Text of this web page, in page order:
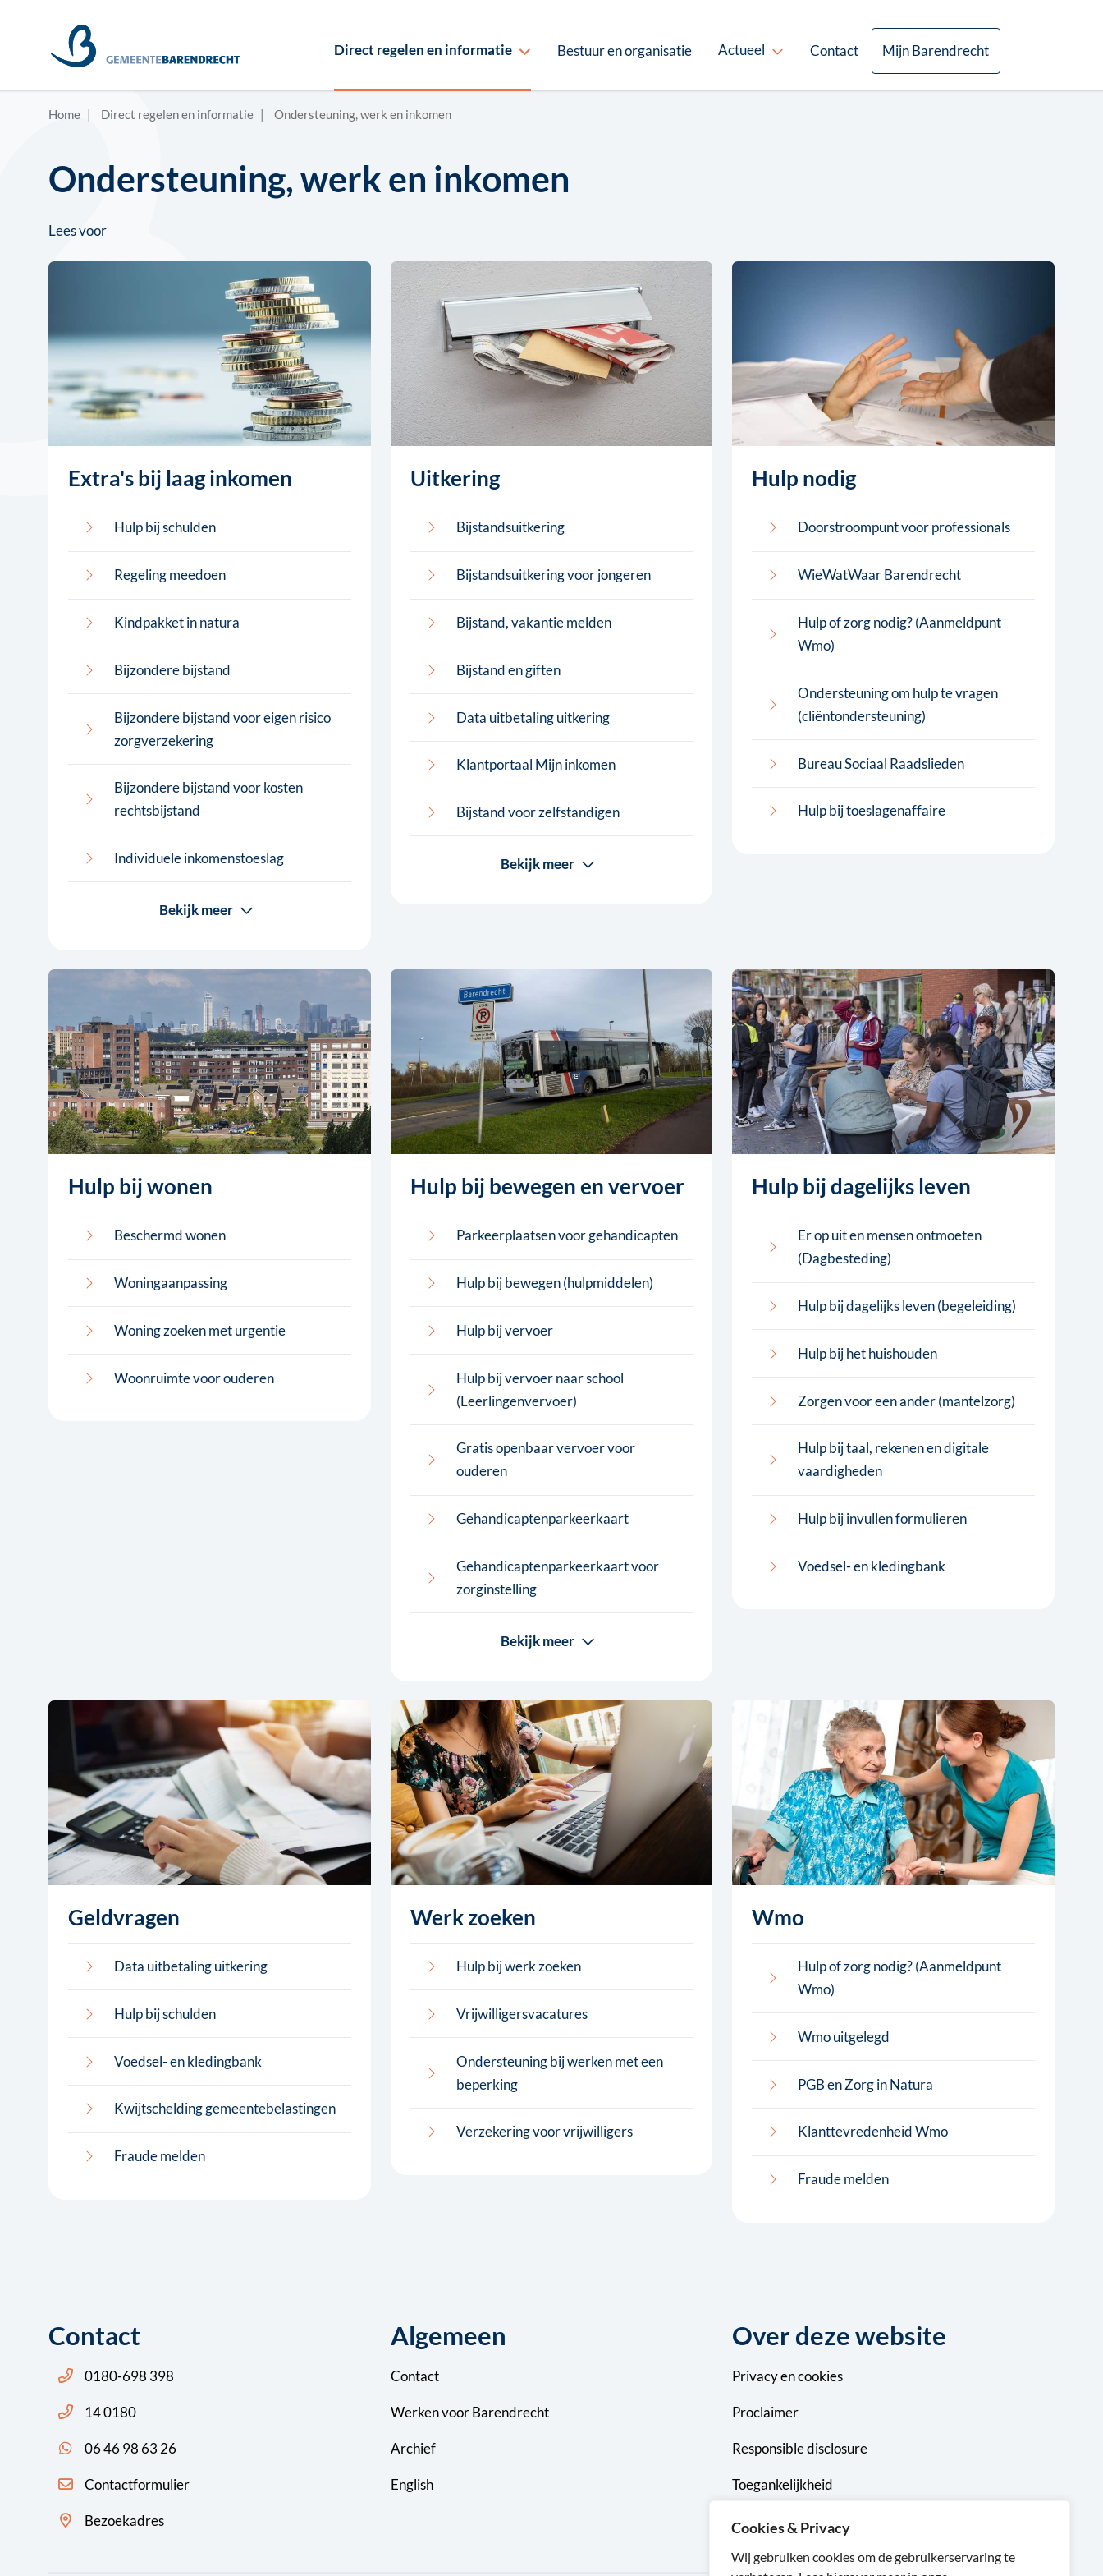
Cookies & Privacy
Wij gebruiken cookies om de gebruikerservaring te
Direct regelen en informatie Bestuur en organisatie Actueel Contact Mijn Barendrecht
Home Direct regelen en informatie Ondersteuning, werk en inkomen
Ondersteuning, werk en inkomen
Lees voor
Extra's bij laag inkomen
Hulp bij schulden
Regeling meedoen
Kindpakket in natura
Bijzondere bijstand
Bijzondere bijstand voor eigen risico
zorgverzekering
Bijzondere bijstand voor kosten
rechtsbijstand
Individuele inkomenstoeslag
Bekijk meer
Uitkering
Bijstandsuitkering
Bijstandsuitkering voor jongeren
Bijstand, vakantie melden
Bijstand en giften
Data uitbetaling uitkering
Klantportaal Mijn inkomen
Bijstand voor zelfstandigen
Bekijk meer
Hulp nodig
Doorstroompunt voor professionals
WieWatWaar Barendrecht
Hulp of zorg nodig? (Aanmeldpunt
Wmo)
Ondersteuning om hulp te vragen
(cliëntondersteuning)
Bureau Sociaal Raadslieden
Hulp bij toeslagenaffaire
Hulp bij wonen
Beschermd wonen
Woningaanpassing
Woning zoeken met urgentie
Woonruimte voor ouderen
Hulp bij bewegen en vervoer
Parkeerplaatsen voor gehandicapten
Hulp bij bewegen (hulpmiddelen)
Hulp bij vervoer
Hulp bij vervoer naar school
(Leerlingenvervoer)
Gratis openbaar vervoer voor
ouderen
Gehandicaptenparkeerkaart
Gehandicaptenparkeerkaart voor
zorginstelling
Bekijk meer
Hulp bij dagelijks leven
Er op uit en mensen ontmoeten
(Dagbesteding)
Hulp bij dagelijks leven (begeleiding)
Hulp bij het huishouden
Zorgen voor een ander (mantelzorg)
Hulp bij taal, rekenen en digitale
vaardigheden
Hulp bij invullen formulieren
Voedsel- en kledingbank
Geldvragen
Data uitbetaling uitkering
Hulp bij schulden
Voedsel- en kledingbank
Kwijtschelding gemeentebelastingen
Fraude melden
Werk zoeken
Hulp bij werk zoeken
Vrijwilligersvacatures
Ondersteuning bij werken met een
beperking
Verzekering voor vrijwilligers
Wmo
Hulp of zorg nodig? (Aanmeldpunt
Wmo)
Wmo uitgelegd
PGB en Zorg in Natura
Klanttevredenheid Wmo
Fraude melden
Contact
Bel ons: 14 0180
0180-698 398
Bel ons: 14 0180
14 0180
App ons: 06 46 98 63 26 (WhatsApp)
06 46 98 63 26
Contactformulier
Bezoekadres
Algemeen
Contact
Werken voor Barendrecht
Archief
English
Over deze website
Privacyencookies
Proclaimer
Responsible disclosure
Toegankelijkheid
Sitemap